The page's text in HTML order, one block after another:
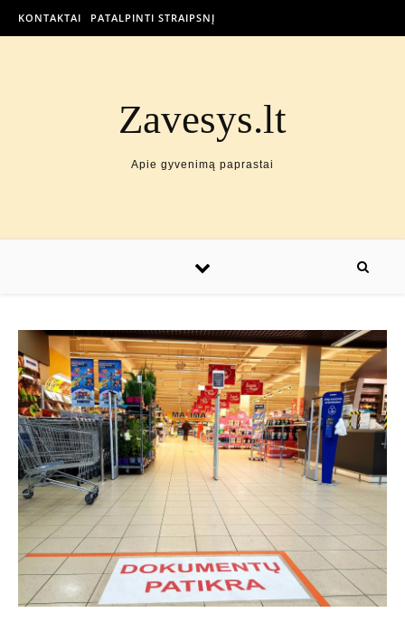
KONTAKTAI PATALPINTI STRAIPSNĮ
Zavesys.lt
Apie gyvenimą paprastai